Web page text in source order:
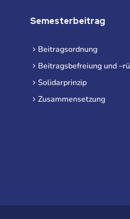
Semesterbeitrag
Beitragsordnung
Beitragsbefreiung und
Solidarprinzip
Zusammensetzung